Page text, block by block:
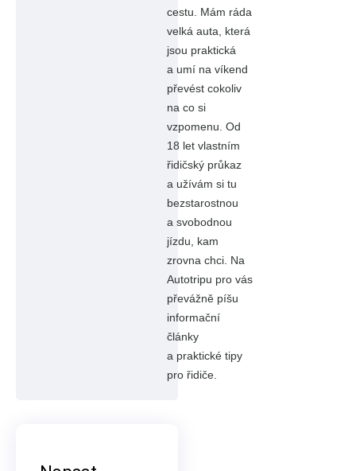
cestu. Mám ráda
velká auta, která
jsou praktická
a umí na víkend
převést cokoliv
na co si
vzpomenu. Od
18 let vlastním
řidičský průkaz
a užívám si tu
bezstarostnou
a svobodnou
jízdu, kam
zrovna chci. Na
Autotripu pro vás
převážně píšu
informační
články
a praktické tipy
pro řidiče.